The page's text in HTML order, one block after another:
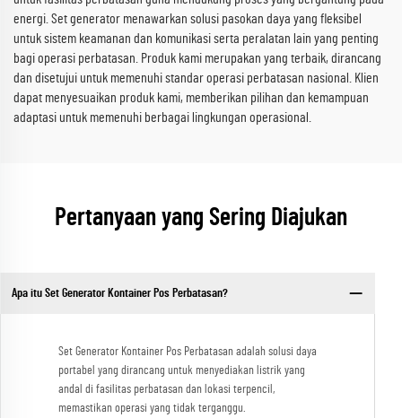
energi. Set generator menawarkan solusi pasokan daya yang fleksibel
untuk sistem keamanan dan komunikasi serta peralatan lain yang penting
bagi operasi perbatasan. Produk kami merupakan yang terbaik, dirancang
dan disetujui untuk memenuhi standar operasi perbatasan nasional. Klien
dapat menyesuaikan produk kami, memberikan pilihan dan kemampuan
adaptasi untuk memenuhi berbagai lingkungan operasional.
Pertanyaan yang Sering Diajukan
Apa itu Set Generator Kontainer Pos Perbatasan?
Set Generator Kontainer Pos Perbatasan adalah solusi daya
portabel yang dirancang untuk menyediakan listrik yang
andal di fasilitas perbatasan dan lokasi terpencil,
memastikan operasi yang tidak terganggu.